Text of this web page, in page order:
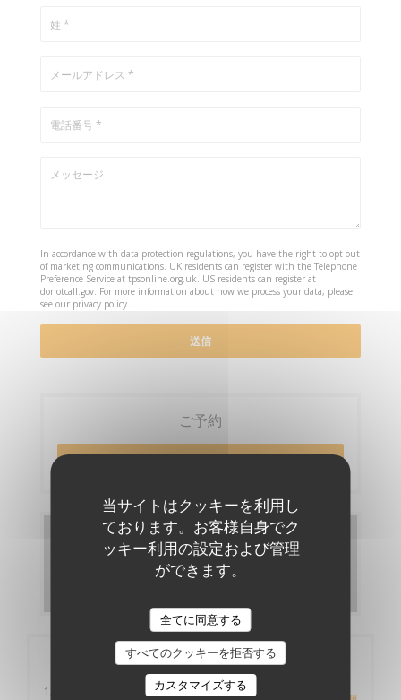
当サイトはクッキーを利用し
ております。お客様自身でク
ッキー利用の設定および管理
ができます。
全てに同意する
すべてのクッキーを拒否する
カスタマイズする
In accordance with data protection regulations, you have the right to opt out
of marketing communications. UK residents can register with the Telephone
Preference Service at tpsonline.org.uk. US residents can register at
donotcall.gov. For more information about how we process your data, please
see our privacy policy.
ご予約
メニュー
メニューを発見する
店舗情報
12 BOULEVARD DESAIX